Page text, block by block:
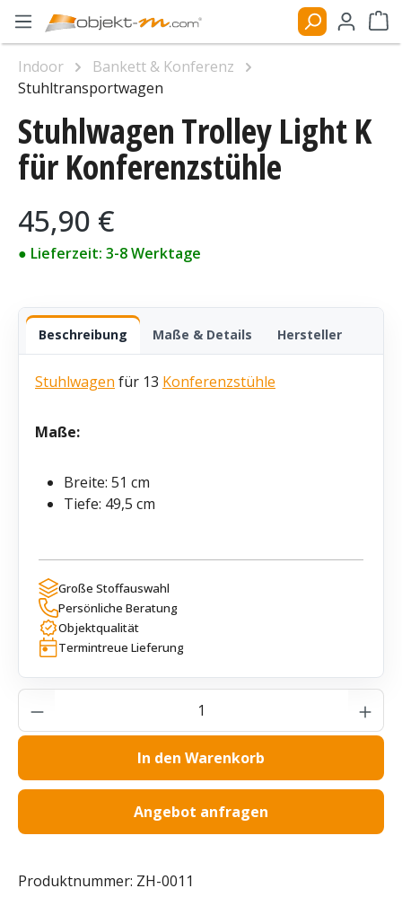
Zum Hauptinhalt springen
Stuhlwagen Trolley Light K
für Konferenzstühle
Regulärer Preis:
45,90 €
● Lieferzeit: 3-8 Werktage
Beschreibung Maße & Details Hersteller
Stuhlwagen für 13 Konferenzstühle
Maße:
Breite: 51 cm
Tiefe: 49,5 cm
Große Stoffauswahl
Persönliche Beratung
Objektqualität
Termintreue Lieferung
Produkt Anzahl: Gib den gewünschten
In den Warenkorb
Angebot anfragen
Produktnummer: ZH-0011
Indoor
Bankett & Konferenz
Stuhltransportwagen
Bildergalerie überspringen